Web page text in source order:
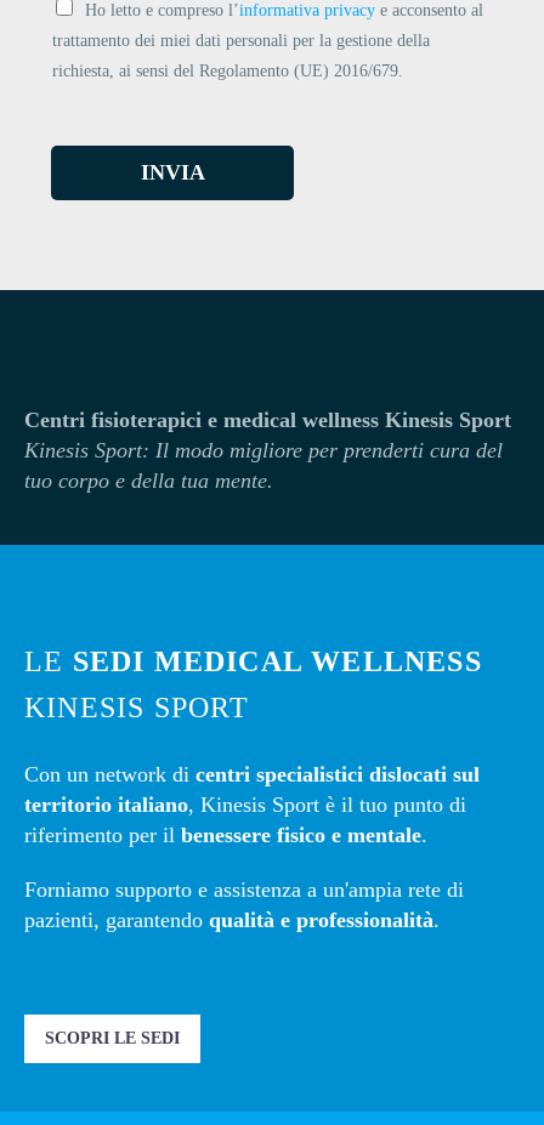
Ho letto e compreso l’informativa privacy e acconsento al
trattamento dei miei dati personali per la gestione della
richiesta, ai sensi del Regolamento (UE) 2016/679.
INVIA
Centri fisioterapici e medical wellness Kinesis Sport
Kinesis Sport: Il modo migliore per prenderti cura del
tuo corpo e della tua mente.
LE SEDI MEDICAL WELLNESS
KINESIS SPORT
Con un network di centri specialistici dislocati sul
territorio italiano, Kinesis Sport è il tuo punto di
riferimento per il benessere fisico e mentale.
Forniamo supporto e assistenza a un'ampia rete di
pazienti, garantendo qualità e professionalità.
SCOPRI LE SEDI